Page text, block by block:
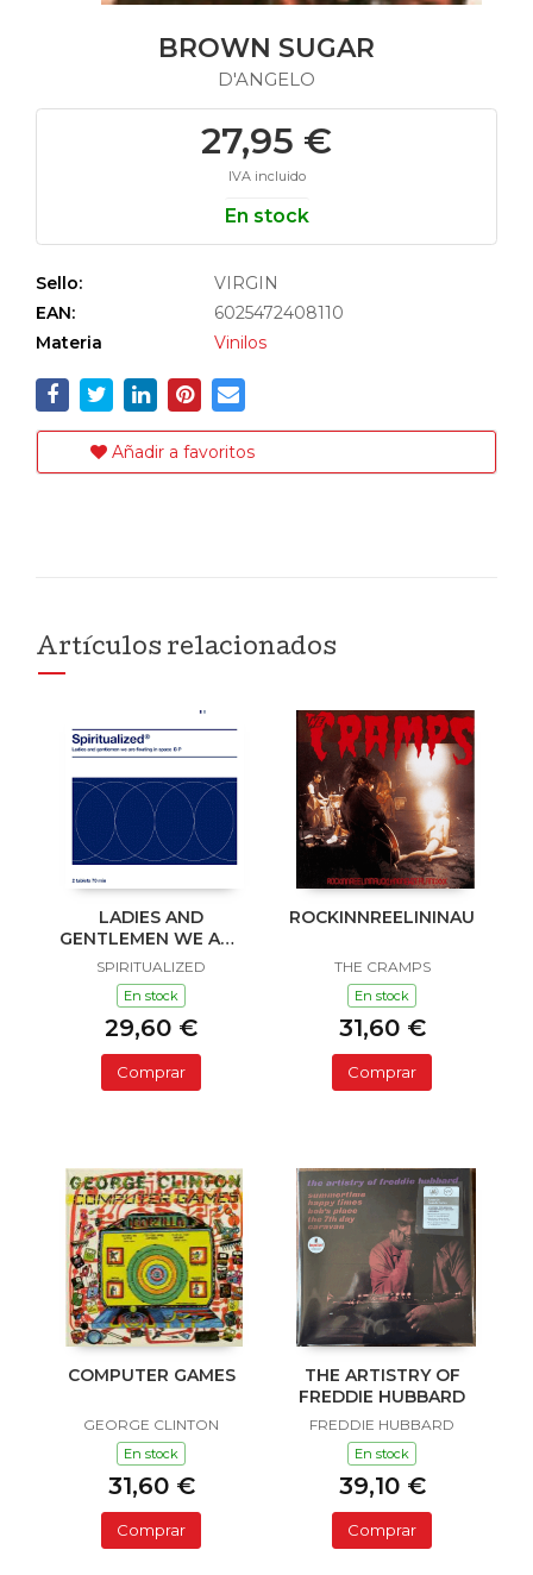
BROWN SUGAR
D'ANGELO
27,95 €
IVA incluido
En stock
Sello:
VIRGIN
EAN:
6025472408110
Materia
Vinilos
Añadir a favoritos
Artículos relacionados
LADIES AND
GENTLEMEN WE ARE
FLOATING IN SPACE
SPIRITUALIZED
En stock
29,60 €
Comprar
THE CRAMPS
En stock
31,60 €
Comprar
COMPUTER GAMES
GEORGE CLINTON
En stock
31,60 €
Comprar
THE ARTISTRY OF
FREDDIE HUBBARD
FREDDIE HUBBARD
En stock
39,10 €
Comprar